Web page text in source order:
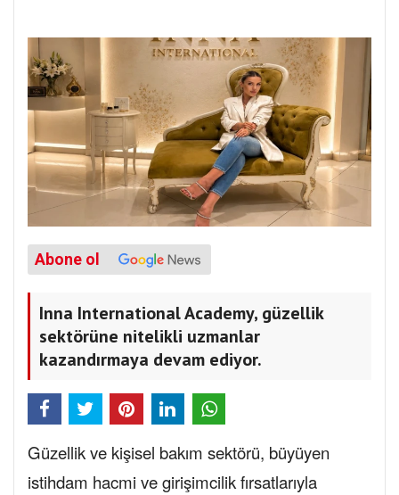
Abone ol
Inna International Academy, güzellik
sektörüne nitelikli uzmanlar
kazandırmaya devam ediyor.
Güzellik ve kişisel bakım sektörü, büyüyen
istihdam hacmi ve girişimcilik fırsatlarıyla